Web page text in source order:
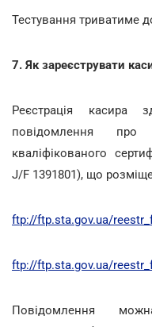
Тестування триватиме
7. Як зареєструвати
Реєстрація касира
повідомлення
кваліфікованого
J/F 1391801), що
ftp://ftp.sta.gov.ua/
ftp://ftp.sta.gov.ua/
Повідомлення